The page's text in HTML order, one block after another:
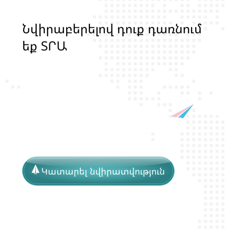
Նվիրաբերելով դոք դառնոմ
եք ՏՐԱՆ
Կատարել նվիրատվություն